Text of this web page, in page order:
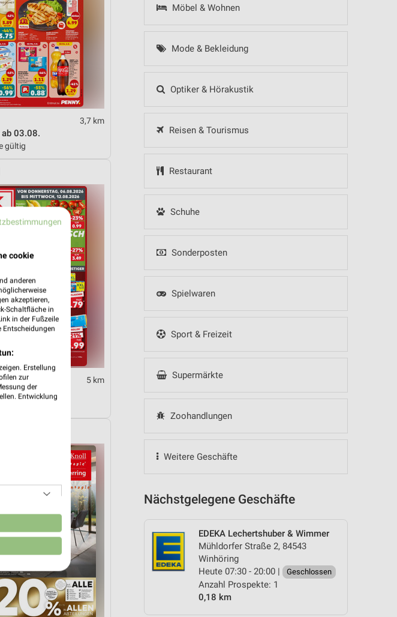
Möbel & Wohnen
Mode & Bekleidung
Optiker & Hörakustik
Reisen & Tourismus
Restaurant
Schuhe
Sonderposten
Spielwaren
Sport & Freizeit
Supermärkte
Zoohandlungen
Weitere Geschäfte
Nächstgelegene Geschäfte
EDEKA Lechertshuber & Wimmer
Mühldorfer Straße 2, 84543
Winhöring
Heute 07:30 - 20:00 |
Geschlossen
Anzahl Prospekte: 1
0,18 km
3,7 km
03.08.
gültig
5 km
06.08.
cookie
anderen
akzeptieren,
Schaltfläche in
in der Fußzeile
Entscheidungen
Erstellung
zur
der
Entwicklung